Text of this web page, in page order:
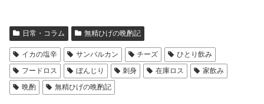
日常・コラム 無精ひげの晩酌記
イカの塩辛 サンバルカン チーズ
ひとり飲み
フードロス
ぼんじり 刺身 在庫ロス
家飲み
晩酌
無精ひげの晩酌記